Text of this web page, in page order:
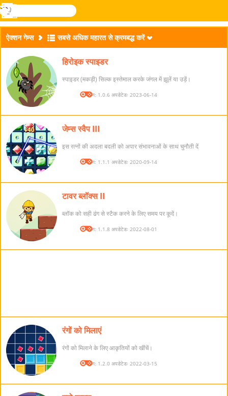
Novel
खोजे
लॉग
मेनू
ऐक्शन गेम्स सबसे अधिक महारत से क्रमबद्ध करें
हिरोइक स्पाइडर
स्पाइडर (मकड़ी) सिल्क इस्तेमाल करके जंगल में झूलें या उड़ें।
संस्करण: 1.0.6 अपडेटेडः 2023-06-14
जेम्स स्वैप III
इस रत्नों की अदला बदली को अपार संभावनाओं के साथ चुनौती दें
संस्करण: 1.1.1 अपडेटेडः 2020-09-14
टावर ब्लॉक्स II
ब्लॉक को सही ढंग से स्टैक करने के लिए समय पर कूदें।
संस्करण: 1.1.8 अपडेटेडः 2022-08-01
रंगों को मिलाएं
रंगों को मिलाने के लिए आकृतियों को खींचें।
संस्करण: 1.2.0 अपडेटेडः 2022-03-15